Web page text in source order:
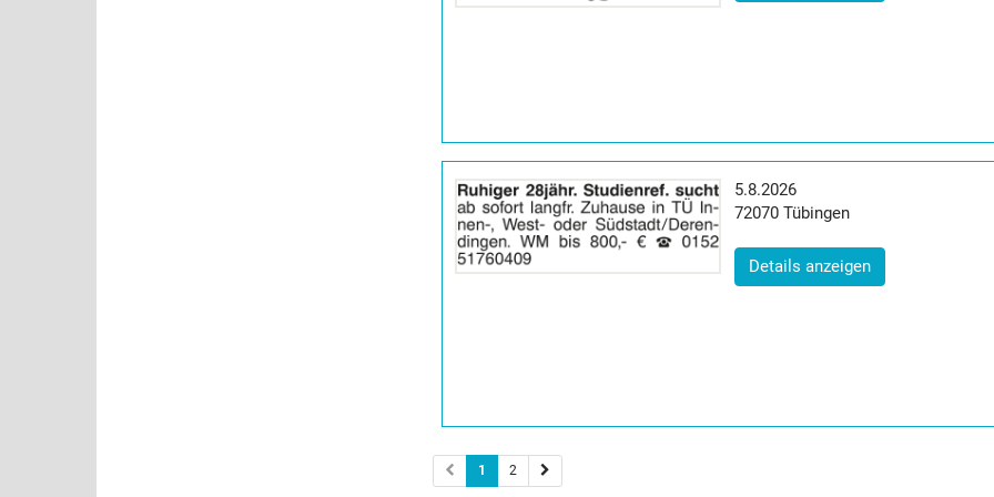
Anzeige
2065094
anzeigen
Erscheinungsdatum:
5.8.2026
Postleitzahl:
72070 Ort:
Tübingen
Details anzeigen(ID: 2065094)
1 2